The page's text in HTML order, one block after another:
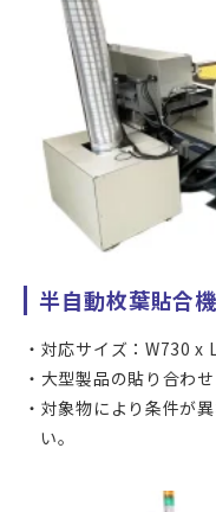
カメラアライメントに
±0.05mmの高精度で貼
アライメントには、専
口、フィルムやパネル
ど、カメラで確認でき
ラミネーションできる
といった剛体同士のほ
貼合物と被貼合物合計
で、複雑形状への貼り
形状も、平面同士のほ
半自動枚葉貼合
対応サイズ：W730 x
大型製品の貼り合わせ
対象物により条件が
い。